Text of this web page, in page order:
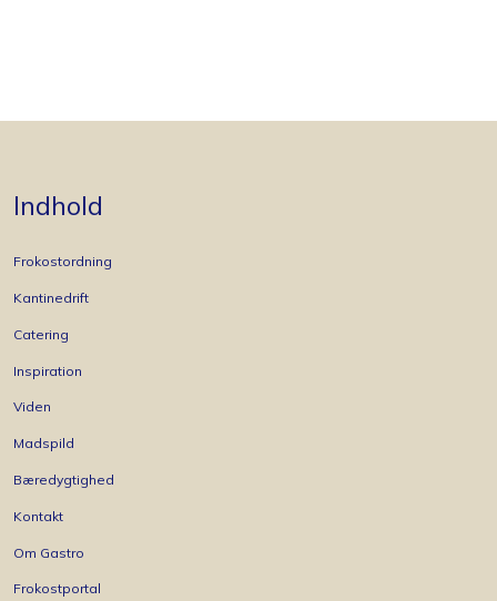
Indhold
Frokostordning
Kantinedrift
Catering
Inspiration
Viden
Madspild
Bæredygtighed
Kontakt
Om Gastro
Frokostportal